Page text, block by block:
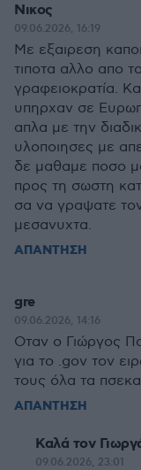
Νικος
09.06.2026, 16:19
Με εξαιρεση
τιποτα αλλο απο
γραφειοκρατία.
υπηρχαν σε
απλα με την
υλοποιησες με
δε μαθαμε ποσο
προς τη σωστη
σα να γραψατε
μεσανυχτα.
ΑΠΑΝΤΗΣΗ
gre
09.06.2026, 14:16
Οταν ο Γιώργος
για το .gov τον
τους όλα τα
ΑΠΑΝΤΗΣΗ
Καλά τον
09.06.2026, 23:01